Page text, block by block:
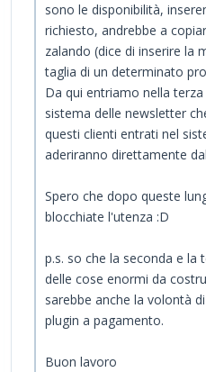
sono le disponibilità,
richiesto, andrebbe a
zalando (dice di inserire la
taglia di un determinato
Da qui entriamo nella
sistema delle newsletter
questi clienti entrati nel
aderiranno direttamente
Spero che dopo queste
blocchiate l'utenza :D
p.s. so che la seconda e la
delle cose enormi da
sarebbe anche la volontà
plugin a pagamento.
Buon lavoro